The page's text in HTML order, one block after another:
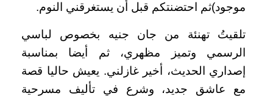
موجود)ثم احتضنتكم قبل أن يستغرقني النوم.
تلقيتُ تهنئة من جان جنيه بخصوص لباسي
الرسمي وتميز مظهري، ثم أيضا بمناسبة
إصداري الحديث، أخير غازلني. يعيش حاليا قصة
مع عاشق جديد، وشرع في تأليف مسرحية